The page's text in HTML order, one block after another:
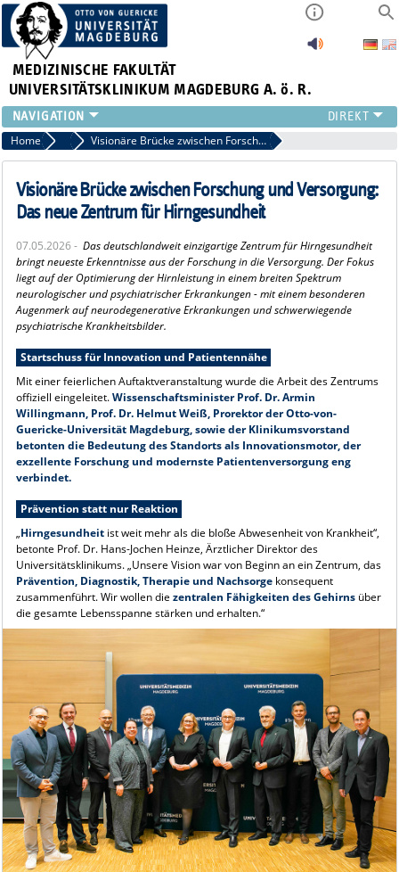
MEDIZINISCHE FAKULTÄT
UNIVERSITÄTSKLINIKUM MAGDEBURG A. ö. R.
INSTITUTE
KLINIKEN
ZENTRALE EINRICHTUNGEN
FORSCHUNG
ÜBER UNS
INTERNATIONAL
INTRANET
Home Pressemitteilungen Visionäre Brücke zwischen Forschung und Versorgung: Das neue Zentrum für Hirngesundheit
Visionäre Brücke zwischen Forschung und Versorgung:
Das neue Zentrum für Hirngesundheit
07.05.2026 - Das deutschlandweit einzigartige Zentrum für Hirngesundheit
bringt neueste Erkenntnisse aus der Forschung in die Versorgung. Der Fokus
liegt auf der Optimierung der Hirnleistung in einem breiten Spektrum
neurologischer und psychiatrischer Erkrankungen - mit einem besonderen
Augenmerk auf neurodegenerative Erkrankungen und schwerwiegende
psychiatrische Krankheitsbilder.
Startschuss für Innovation und Patientennähe
Mit einer feierlichen Auftaktveranstaltung wurde die Arbeit des Zentrums
offiziell eingeleitet.Wissenschaftsminister Prof. Dr. Armin
Willingmann, Prof. Dr. Helmut Weiß, Prorektor der Otto-von-
Guericke-Universität Magdeburg, sowie der Klinikumsvorstand
betonten die Bedeutung des Standorts als Innovationsmotor, der
exzellente Forschung und modernste Patientenversorgung eng
verbindet.
Prävention statt nur Reaktion
„Hirngesundheitist weit mehr als die bloße Abwesenheit von Krankheit“,
betonte Prof. Dr. Hans-Jochen Heinze, Ärztlicher Direktor des
Universitätsklinikums. „Unsere Vision war von Beginn an ein Zentrum, das
Prävention, Diagnostik, Therapie und Nachsorgekonsequent
zusammenführt. Wir wollen die zentralen Fähigkeiten des Gehirnsüber
die gesamte Lebensspanne stärken und erhalten.“